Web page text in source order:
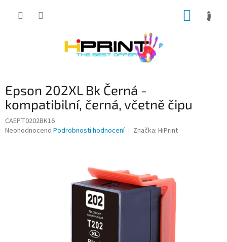
Epson 202XL Bk Černá -
kompatibilní, černá, včetně čipu
CAEPT0202BK16
Průměrné
Neohodnoceno Podrobnosti hodnocení Značka: HiPrint